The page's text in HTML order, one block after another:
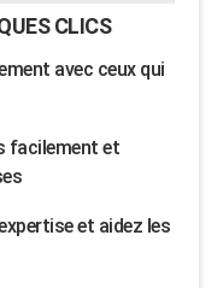
CLICS
avec ceux qui
facilement et
et aidez les